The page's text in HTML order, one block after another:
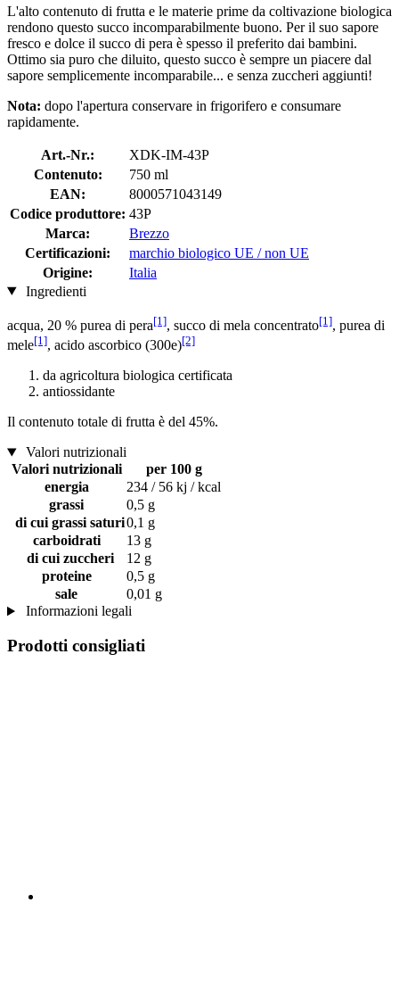
L'alto contenuto di frutta e le materie prime da coltivazione biologica
rendono questo succo incomparabilmente buono. Per il suo sapore
fresco e dolce il succo di pera è spesso il preferito dai bambini.
Ottimo sia puro che diluito, questo succo è sempre un piacere dal
sapore semplicemente incomparabile... e senza zuccheri aggiunti!
Nota: dopo l'apertura conservare in frigorifero e consumare
rapidamente.
Art.-Nr.:
XDK-IM-43P
Contenuto:
750 ml
EAN:
8000571043149
Codice produttore: 43P
Marca:
Brezzo
Certificazioni:
marchio biologico UE / non UE
Origine:
Italia
Ingredienti
acqua, 20 % purea di pera[1], succo di mela concentrato[1], purea di
mele[1], acido ascorbico (300e)[2]
da agricoltura biologica certificata
antiossidante
Il contenuto totale di frutta è del 45%.
Valori nutrizionali
Valori nutrizionali
per 100 g
energia
234 / 56 kj / kcal
grassi
0,5 g
di cui grassi saturi0,1 g
carboidrati
13 g
di cui zuccheri
12 g
proteine
0,5 g
sale
0,01 g
Informazioni legali
Prodotti consigliati